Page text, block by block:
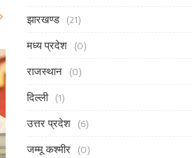
झारखण्ड (21)
मध्य प्रदेश (0)
राजस्थान (0)
दिल्ली (1)
उत्तर प्रदेश (6)
जम्मू कश्मीर (0)